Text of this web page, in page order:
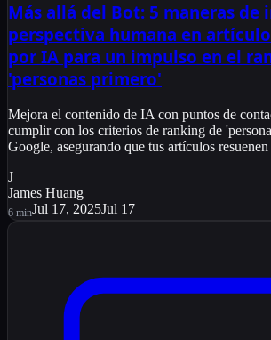
Más allá del Bot: 5 maneras de
perspectiva humana en
por IA para un impulso en el
'personas primero'
Mejora el contenido de IA con puntos de
cumplir con los criterios de ranking de
Google, asegurando que tus artículos
J
James Huang
6 minJul 17, 2025Jul 17